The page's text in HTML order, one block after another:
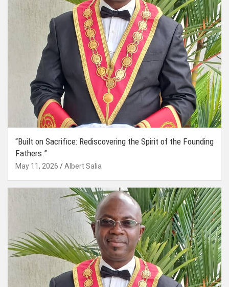
“Built on Sacrifice: Rediscovering the Spirit of the Founding
Fathers.”
May 11, 2026 Albert Salia